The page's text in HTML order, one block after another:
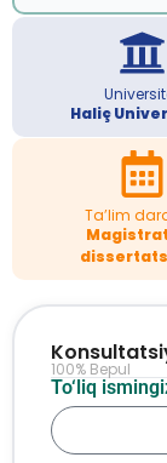
Haliç
Ta’lim
To‘liq
100% Bepul